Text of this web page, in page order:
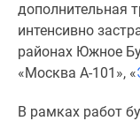
Подмосковья
Студии
дополнительная
интенсивно
районах Южное
«Москва А-101», «
В рамках работ